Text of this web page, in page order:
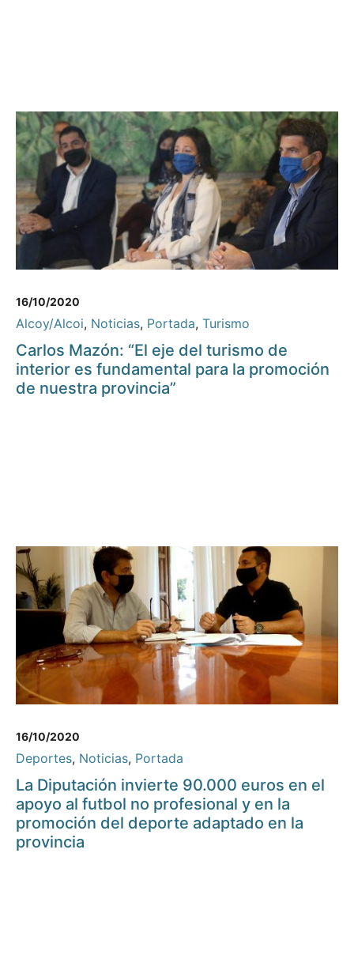
16/10/2020
Alcoy/Alcoi, Noticias, Portada, Turismo
Carlos Mazón: “El eje del turismo de
interior es fundamental para la promoción
de nuestra provincia”
16/10/2020
Deportes, Noticias, Portada
La Diputación invierte 90.000 euros en el
apoyo al futbol no profesional y en la
promoción del deporte adaptado en la
provincia